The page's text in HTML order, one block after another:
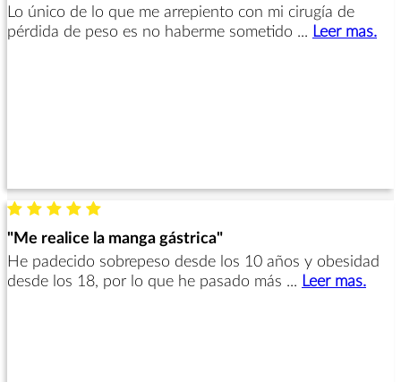
Lo único de lo que me arrepiento con mi cirugía de
pérdida de peso es no haberme sometido ... Leer mas.
"Me realice la manga gástrica"
He padecido sobrepeso desde los 10 años y obesidad
desde los 18, por lo que he pasado más ... Leer mas.